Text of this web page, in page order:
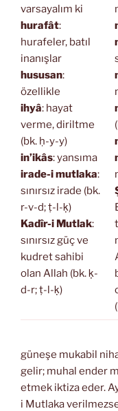
varsayalım ki
hurafât:
hurafeler, batıl
inanışlar
hususan:
özellikle
ihyâ: hayat
verme, diriltme
(bk. ḥ-y-y)
in’ikâs: yansıma
irade-i mutlaka:
sınırsız irade (bk.
r-v-d; ṭ-l-ḳ)
Kadîr-i Mutlak:
sınırsız güç ve
kudret sahibi
olan Allah (bk. ḳ-
d-r; ṭ-l-ḳ)
güneşe mukabil
gelir; muhal ender
etmek iktiza eder.
i Mutlaka